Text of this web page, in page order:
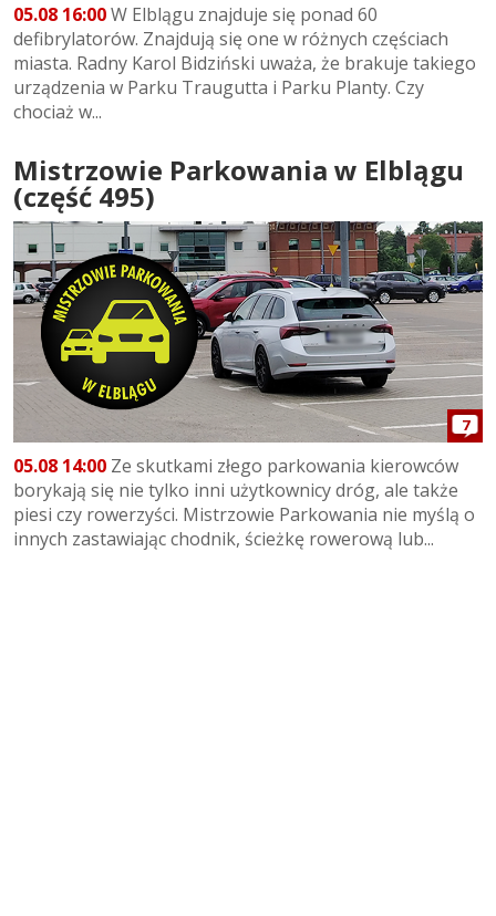
05.08 16:00W Elblągu znajduje się ponad 60
defibrylatorów. Znajdują się one w różnych częściach
miasta. Radny Karol Bidziński uważa, że brakuje takiego
urządzenia w Parku Traugutta i Parku Planty. Czy
chociaż w...
Mistrzowie Parkowania w Elblągu
(część 495)
7
05.08 14:00 Ze skutkami złego parkowania kierowców
borykają się nie tylko inni użytkownicy dróg, ale także
piesi czy rowerzyści. Mistrzowie Parkowania nie myślą o
innych zastawiając chodnik, ścieżkę rowerową lub...